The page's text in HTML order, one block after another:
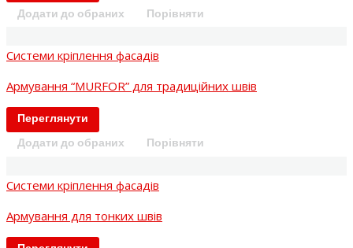
Додати до обраних
Порівняти
Системи кріплення фасадів
Армування “MURFOR” для традиційних швів
Переглянути
Додати до обраних
Порівняти
Системи кріплення фасадів
Армування для тонких швів